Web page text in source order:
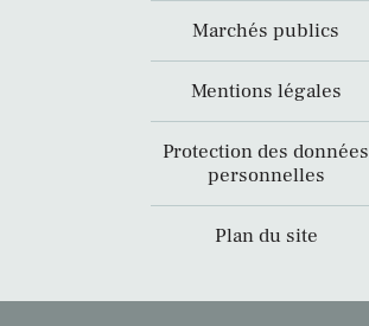
Marchés publics
Mentions légales
Protection des données
personnelles
Plan du site